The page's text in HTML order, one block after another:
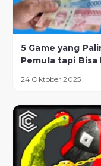
5 Game yang
Pemula tapi Bisa
24 Oktober 2025